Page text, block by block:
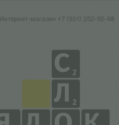
Интернет-магазин +7 (931) 252-92-60